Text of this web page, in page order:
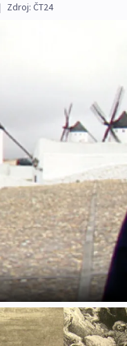
| Zdroj: ČT24